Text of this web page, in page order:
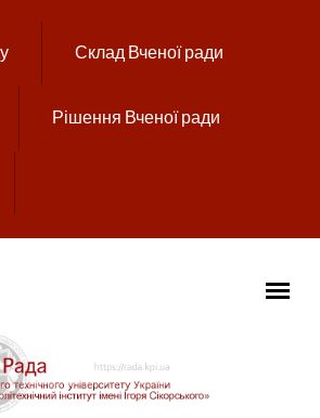
Склад Вченої ради
Рішення Вченої ради